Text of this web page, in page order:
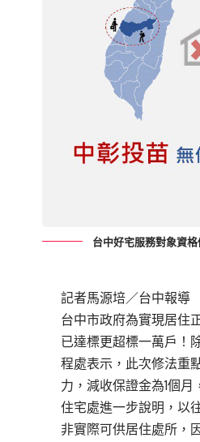
台中好宅服務對象資
記者馬源培／台中報導
台中市政府為實現居住
已達標更超標一萬戶！
程處表示，此次修法重
力，減收保證金為1個
住宅處進一步說明，以
非實際可供居住處所，